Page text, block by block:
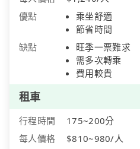
優點
乘坐舒適
節省時間
缺點
旺季一票難求
需多次轉乘
費用較貴
租車
行程時間
175~200分
每人價格
$810~980/人